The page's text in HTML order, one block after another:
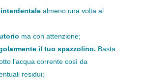
almeno una volta al
ma con attenzione;
il tuo spazzolino. Basta
l’acqua corrente così da
residui;